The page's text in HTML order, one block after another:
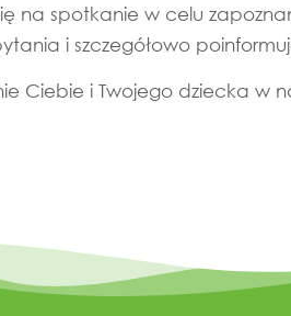
na spotkanie w celu
i szczegółowo
Ciebie i Twojego dziecka w